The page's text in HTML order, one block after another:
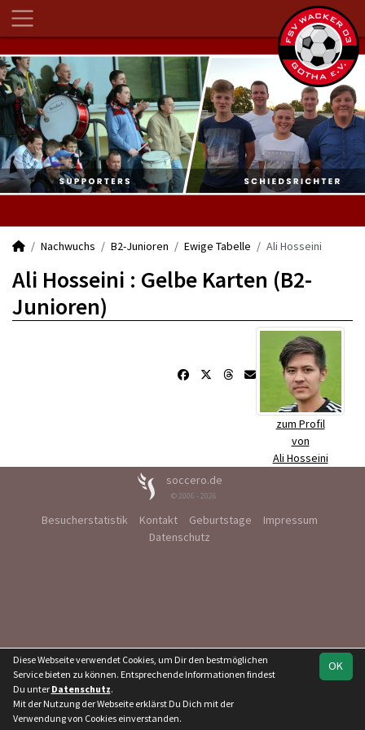
Nachwuchs B2-Junioren Ewige Tabelle Ali Hosseini
Ali Hosseini : Gelbe Karten (B2-
Junioren)
zum Profil
von
Ali Hosseini
soccero.de
© 2006 - 2026
Besucherstatistik Kontakt Geburtstage
Impressum
Datenschutz
OK
Diese Webseite verwendet Cookies, um Dir den bestmöglichen
Service bieten zu können. Entsprechende Informationen findest
Du unter Datenschutz.
Mit der Nutzung der Webseite erklärst Du Dich mit der
Verwendung von Cookies einverstanden.